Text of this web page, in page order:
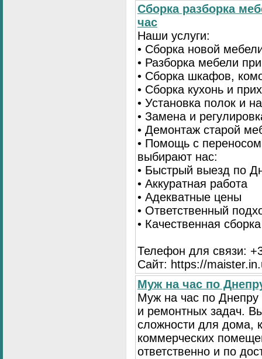
Сборка разборка
час
Наши услуги:
• Сборка новой
• Разборка мебели
• Сборка шкафов,
• Сборка кухонь и
• Установка полок и
• Замена и
• Демонтаж старой
• Помощь с
выбирают нас:
• Быстрый выезд по
• Аккуратная работа
• Адекватные цены
• Ответственный
• Качественная
Телефон для связи:
Сайт: https://
Муж на час по
Муж на час по
и ремонтных задач.
сложности для дома,
коммерческих
ответственно и по